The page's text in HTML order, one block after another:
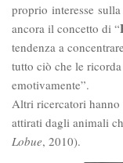
proprio interesse
ancora il concetto di “
tendenza a
tutto ciò che le
emotivamente”.
Altri ricercatori hanno
attirati dagli animali
Lobue, 2010).